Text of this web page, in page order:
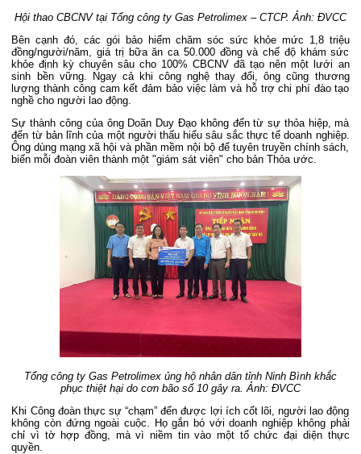
Hội thao CBCNV tại Tổng công ty Gas Petrolimex – CTCP. Ảnh: ĐVCC
Bên cạnh đó, các gói bảo hiểm chăm sóc sức khỏe mức 1,8 triệu
đồng/người/năm, giá trị bữa ăn ca 50.000 đồng và chế độ khám sức
khỏe định kỳ chuyên sâu cho 100% CBCNV đã tạo nên một lưới an
sinh bền vững. Ngay cả khi công nghệ thay đổi, ông cũng thương
lượng thành công cam kết đảm bảo việc làm và hỗ trợ chi phí đào tạo
nghề cho người lao động.
Sự thành công của ông Doãn Duy Đạo không đến từ sự thỏa hiệp, mà
đến từ bản lĩnh của một người thấu hiểu sâu sắc thực tế doanh nghiệp.
Ông dùng mạng xã hội và phần mềm nội bộ để tuyên truyền chính sách,
biến mỗi đoàn viên thành một "giám sát viên" cho bản Thỏa ước.
Tổng công ty Gas Petrolimex ủng hộ nhân dân tỉnh Ninh Bình khắc
phục thiệt hại do cơn bão số 10 gây ra. Ảnh: ĐVCC
Khi Công đoàn thực sự “chạm” đến được lợi ích cốt lõi, người lao động
không còn đứng ngoài cuộc. Họ gắn bó với doanh nghiệp không phải
chỉ vì tờ hợp đồng, mà vì niềm tin vào một tổ chức đại diện thực
quyền.